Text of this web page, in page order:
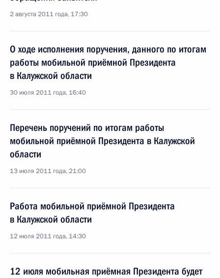
2 августа 2011 года, 17:30
О ходе исполнения поручения, данного по итогам
работы мобильной приёмной Президента
в Калужской области
30 июля 2011 года, 16:40
Перечень поручений по итогам работы
мобильной приёмной Президента в Калужской
области
13 июля 2011 года, 21:00
Работа мобильной приёмной Президента
в Калужской области
12 июля 2011 года, 14:30
12 июля мобильная приёмная Президента будет